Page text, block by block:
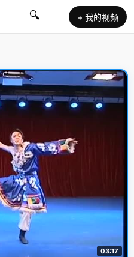
🔍 + 我的视频
03:17